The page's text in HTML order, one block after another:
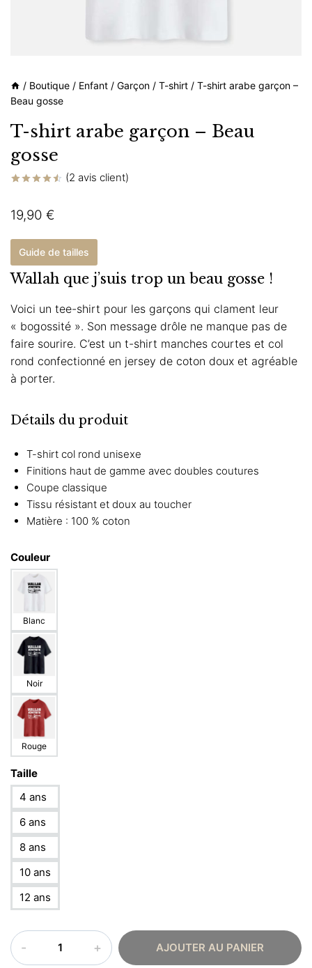
/ Boutique / Enfant / Garçon / T-shirt / T-shirt arabe garçon –
Beau gosse
T-shirt arabe garçon – Beau
gosse
basé sur
notations
(2 avis client)
19,90 €
Guide de tailles
Wallah que j’suis trop un beau gosse !
Voici un tee-shirt pour les garçons qui clament leur
« bogossité ». Son message drôle ne manque pas de
faire sourire. C’est un t-shirt manches courtes et col
rond confectionné en jersey de coton doux et agréable
à porter.
Détails du produit
T-shirt col rond unisexe
Finitions haut de gamme avec doubles coutures
Coupe classique
Tissu résistant et doux au toucher
Matière : 100 % coton
Couleur
Blanc
Noir
Rouge
Taille
4 ans
6 ans
8 ans
10 ans
12 ans
quantité
de
AJOUTER AU PANIER